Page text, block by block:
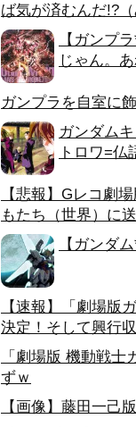
ば気が済むんだ!?
【ガンプ
じゃん。
ガンプラを自室に
ガンダム
トロワ=
【悲報】Gレコ劇
もたち（世界）に
【ガンダ
【速報】「劇場版
決定！そして興行
「劇場版 機動戦
ずｗ
【画像】藤田一己